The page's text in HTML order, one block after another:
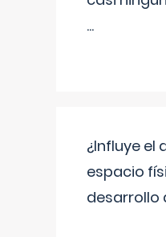
...
¿Influye el
espacio
desarrollo